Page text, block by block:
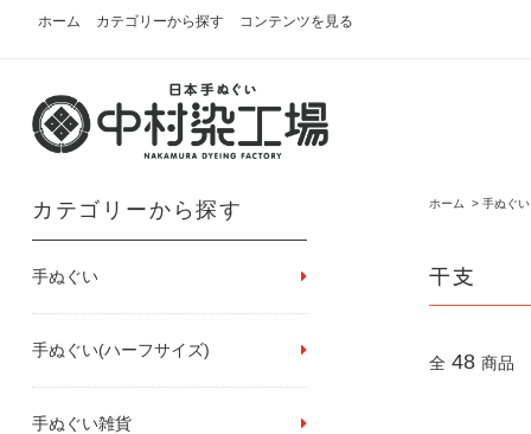
ホーム カテゴリーから探す コンテンツを見る
ホーム >手ぬぐい
干支
全 48 商品
カテゴリーから探す
手ぬぐい
手ぬぐい(ハーフサイズ)
手ぬぐい雑貨